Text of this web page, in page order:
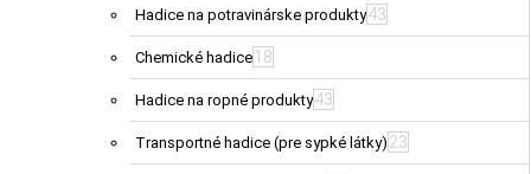
Hadice na potravinárske produkty43
Chemické hadice 18
Hadice na ropné produkty43
Transportné hadice (pre sypké látky) 23